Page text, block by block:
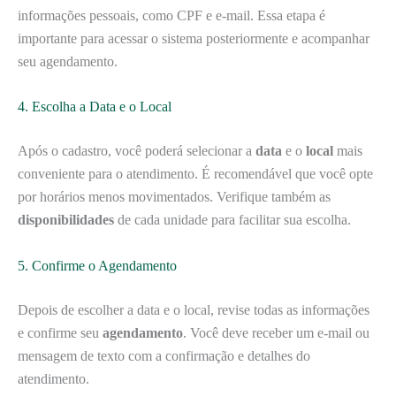
informações pessoais, como CPF e e-mail. Essa etapa é
importante para acessar o sistema posteriormente e acompanhar
seu agendamento.
4. Escolha a Data e o Local
Após o cadastro, você poderá selecionar a data e o local mais
conveniente para o atendimento. É recomendável que você opte
por horários menos movimentados. Verifique também as
disponibilidades de cada unidade para facilitar sua escolha.
5. Confirme o Agendamento
Depois de escolher a data e o local, revise todas as informações
e confirme seu agendamento. Você deve receber um e-mail ou
mensagem de texto com a confirmação e detalhes do
atendimento.